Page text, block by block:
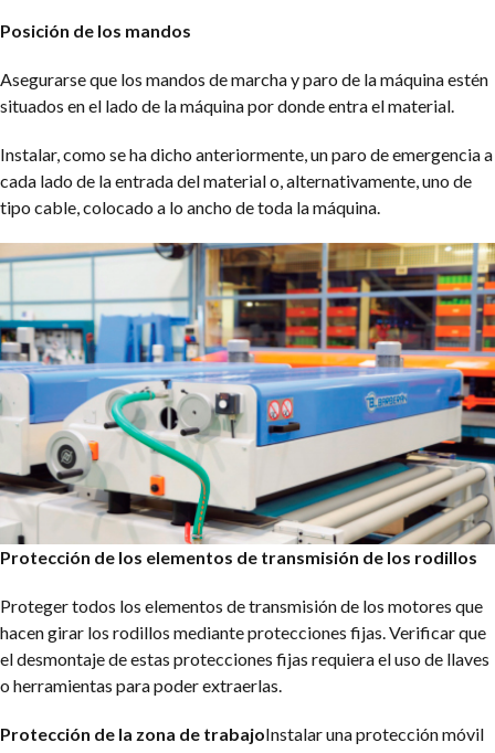
Posición de los mandos
Asegurarse que los mandos de marcha y paro de la máquina estén
situados en el lado de la máquina por donde entra el material.
Instalar, como se ha dicho anteriormente, un paro de emergencia a
cada lado de la entrada del material o, alternativamente, uno de
tipo cable, colocado a lo ancho de toda la máquina.
Protección de los elementos de transmisión de los rodillos
Proteger todos los elementos de transmisión de los motores que
hacen girar los rodillos mediante protecciones fijas. Verificar que
el desmontaje de estas protecciones fijas requiera el uso de llaves
o herramientas para poder extraerlas.
Protección de la zona de trabajoInstalar una protección móvil